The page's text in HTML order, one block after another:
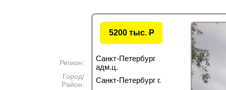
5200 тыс.P
Регион:
Санкт-Петербург
адм.ц.
Город/
Район:
Санкт-Петербург г.